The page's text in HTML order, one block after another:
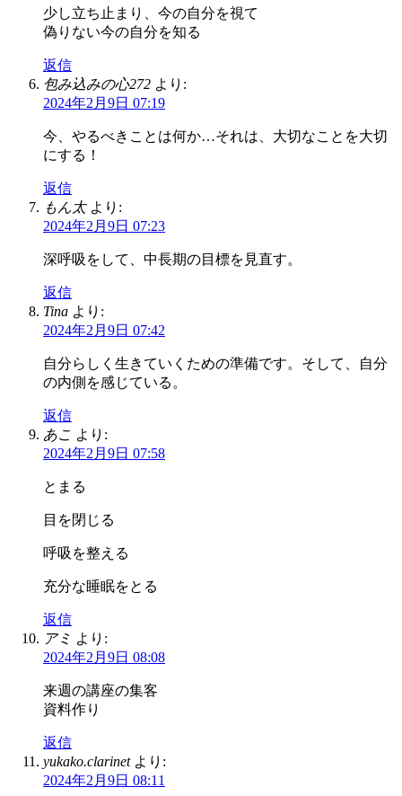
少し立ち止まり、今の自分を視て
偽りない今の自分を知る
返信
包み込みの心272 より:
2024年2月9日 07:19
今、やるべきことは何か…それは、大切なことを大切
にする！
返信
もん太 より:
2024年2月9日 07:23
深呼吸をして、中長期の目標を見直す。
返信
Tina より:
2024年2月9日 07:42
自分らしく生きていくための準備です。そして、自分
の内側を感じている。
返信
あこ より:
2024年2月9日 07:58
とまる
目を閉じる
呼吸を整える
充分な睡眠をとる
返信
アミ より:
2024年2月9日 08:08
来週の講座の集客
資料作り
返信
yukako.clarinet より:
2024年2月9日 08:11